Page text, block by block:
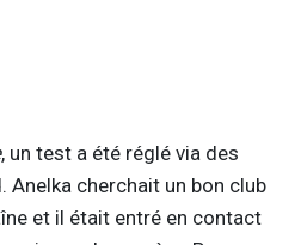
, un test a été réglé via des
Anelka cherchait un bon club
et il était entré en contact